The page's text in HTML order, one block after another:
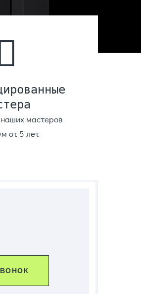
мастеров
от 5 лет